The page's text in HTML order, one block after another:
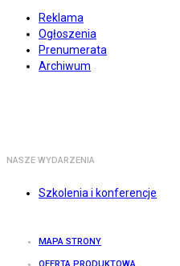
Reklama
Ogłoszenia
Prenumerata
Archiwum
NASZE WYDARZENIA
Szkolenia i konferencje
MAPA STRONY